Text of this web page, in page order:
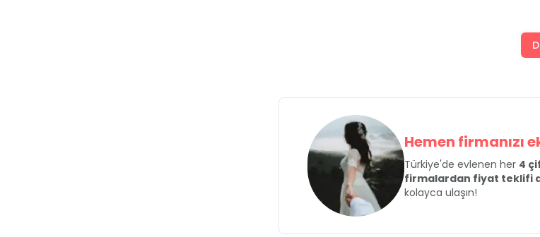
Hemen firmanızı
Türkiye'de evlenen her 4
firmalardan fiyat teklifi
kolayca ulaşın!